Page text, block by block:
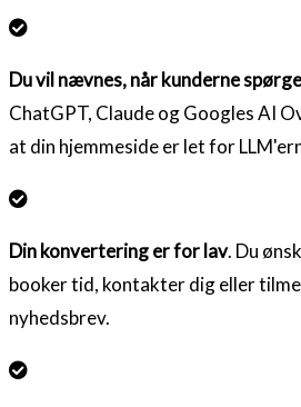
Du vil nævnes, når kunderne
ChatGPT, Claude og Googles AI
at din hjemmeside er let for
Din konvertering er for lav. Du
booker tid, kontakter dig eller
nyhedsbrev.